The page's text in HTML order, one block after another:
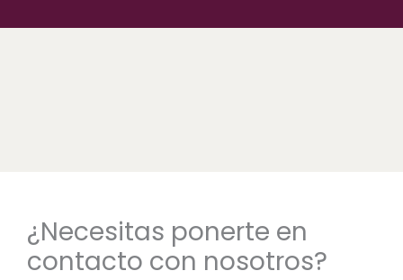
¿Necesitas ponerte en
contacto con nosotros?